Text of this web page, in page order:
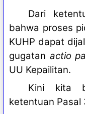
Dari
bahwa proses
KUHP dapat
gugatan actio
UU Kepailitan.
Kini kita
ketentuan Pasal